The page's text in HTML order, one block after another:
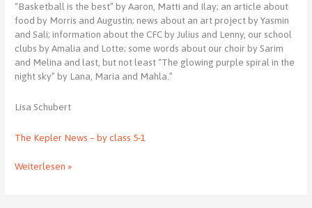
“Basketball is the best” by Aaron, Matti and Ilay; an article about
food by Morris and Augustin; news about an art project by Yasmin
and Sali; information about the CFC by Julius and Lenny, our school
clubs by Amalia and Lotte; some words about our choir by Sarim
and Melina and last, but not least “The glowing purple spiral in the
night sky” by Lana, Maria and Mahla.”
Lisa Schubert
The Kepler News – by class 5-1
Enjoy
Weiterlesen »